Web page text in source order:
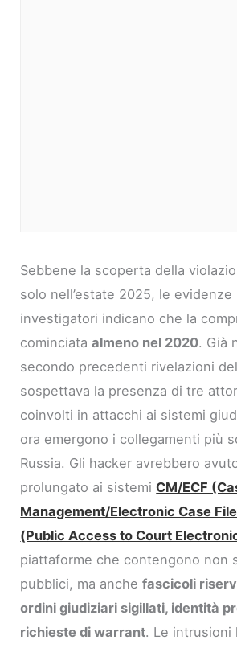
Sebbene la scoperta della
solo nell’estate 2025, le
investigatori indicano che la
cominciataalmeno nel 2020. Già
secondo precedenti rivelazioni
sospettava la presenza di tre
coinvolti in attacchi ai sistemi
ora emergono i collegamenti più
Russia. Gli hacker avrebbero
prolungato ai sistemiCM/ECF
Management/Electronic Case
(Public Access to Court
piattaforme che contengono non
pubblici, ma anchefascicoli
ordini giudiziari sigillati, identità
richieste di warrant. Le intrusioni